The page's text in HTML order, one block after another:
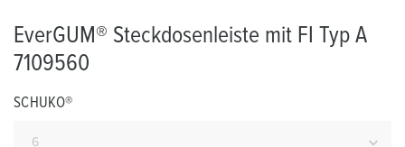
EverGUM® Steckdosenleiste mit FI Typ A
7109560
SCHUKO®